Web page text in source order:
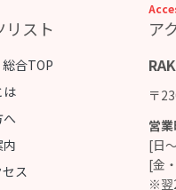
リスト
総合TOP
は
ス
ア
〒
営
[日
[金
※翌